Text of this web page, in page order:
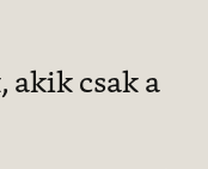
akik csak a